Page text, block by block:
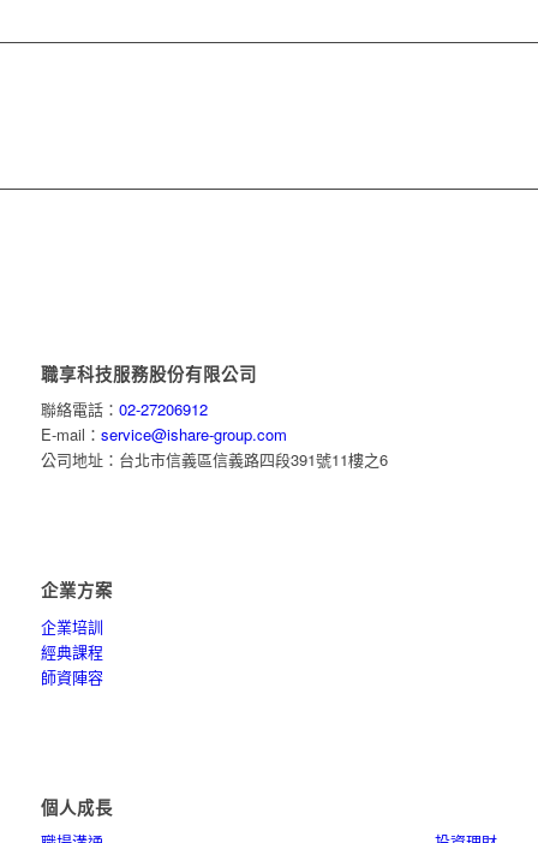
職享科技服務股份有限公司
聯絡電話： 02-27206912
E-mail： service@ishare-group.com
公司地址：台北市信義區信義路四段391號11樓之6
企業方案
企業培訓
經典課程
師資陣容
個人成長